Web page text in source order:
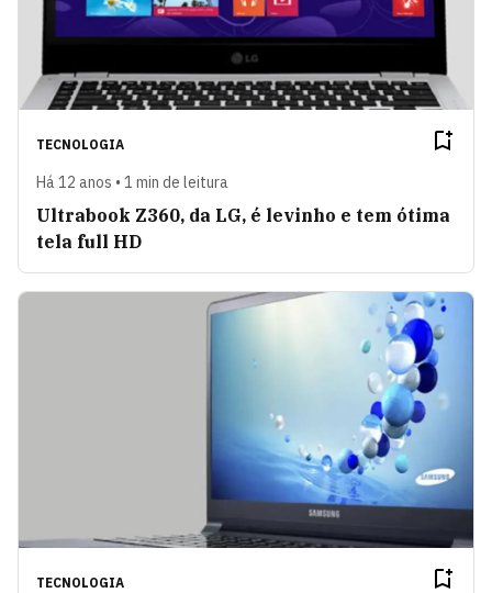
TECNOLOGIA
Há 12 anos • 1 min de leitura
Ultrabook Z360, da LG, é levinho e tem ótima
tela full HD
TECNOLOGIA